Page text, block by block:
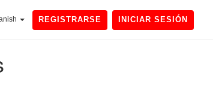
REGISTRARSE INICIAR SESIÓN